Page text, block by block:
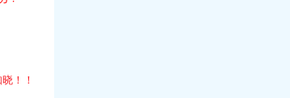
晓 ！ ！